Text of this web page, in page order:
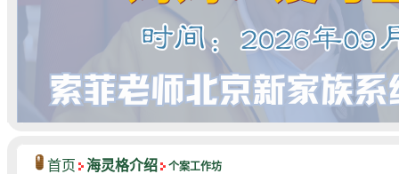
首页 海灵格介绍 个案工作坊